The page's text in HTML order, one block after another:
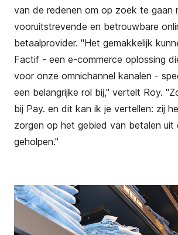
van de redenen om op zoek te gaan
vooruitstrevende en betrouwbare
betaalprovider. "Het gemakkelijk
Factif - een e-commerce oplossing
voor onze omnichannel kanalen -
een belangrijke rol bij," vertelt Roy.
bij Pay. en dit kan ik je vertellen: zij
zorgen op het gebied van betalen uit
geholpen."